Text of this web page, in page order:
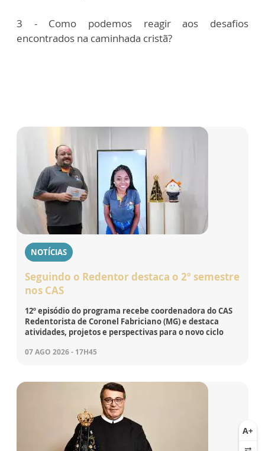
3 - Como podemos reagir aos desafios
encontrados na caminhada cristã?
NOTÍCIAS
Seguindo o Redentor destaca o 2º semestre
nos CAS
12º episódio do programa recebe coordenadora do CAS
Redentorista de Coronel Fabriciano (MG) e destaca
atividades, projetos e perspectivas para o novo ciclo
07 AGO 2026 - 17H45